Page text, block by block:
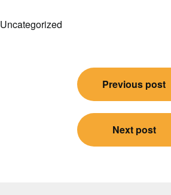
Uncategorized
Previous post
Next post